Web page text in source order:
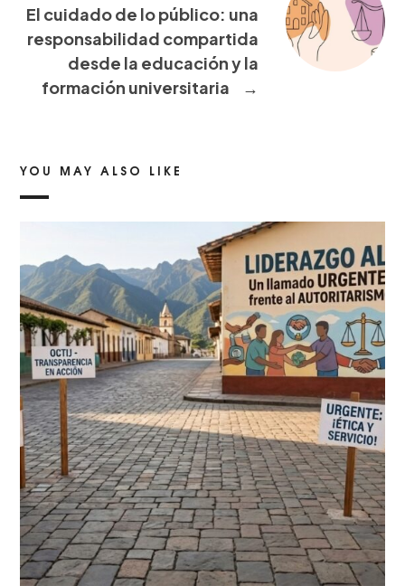
El cuidado de lo público: una
responsabilidad compartida
desde la educación y la
formación universitaria
→
YOU MAY ALSO LIKE